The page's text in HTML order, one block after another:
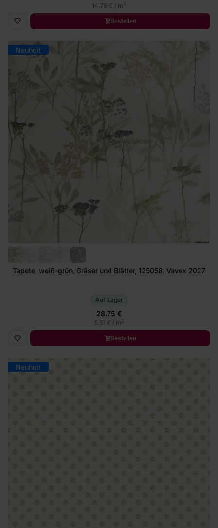
14.79 € / m2
Bestellen
Neuheit
Tapete, weiß-grün, Gräser und Blätter, 125058, Vavex 2027
Auf Lager
28.75 €
5.51 € / m2
Bestellen
Neuheit